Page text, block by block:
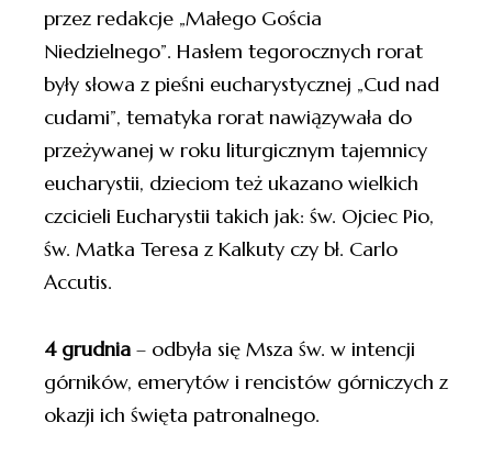
przez redakcje „Małego Gościa
Niedzielnego”. Hasłem tegorocznych rorat
były słowa z pieśni eucharystycznej „Cud nad
cudami”, tematyka rorat nawiązywała do
przeżywanej w roku liturgicznym tajemnicy
eucharystii, dzieciom też ukazano wielkich
czcicieli Eucharystii takich jak: św. Ojciec Pio,
św. Matka Teresa z Kalkuty czy bł. Carlo
Accutis.
4 grudnia – odbyła się Msza św. w intencji
górników, emerytów i rencistów górniczych z
okazji ich święta patronalnego.